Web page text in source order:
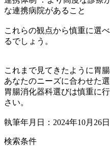
な連携病院があること
これらの観点から慎重に選
るでしょう。
これまで見てきたように胃
あなたのニーズに合わせた選
胃腸消化器科選びは慎重に
さい。
執筆年月日：2024年10月26日
検索条件